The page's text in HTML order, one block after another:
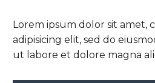
Lorem ipsum dolor sit amet,
adipisicing elit, sed do
ut labore et dolore magna